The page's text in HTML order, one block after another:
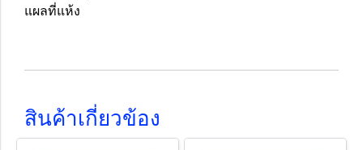
แผลที่แห้ง
สินค้าเกี่ยวข้อง